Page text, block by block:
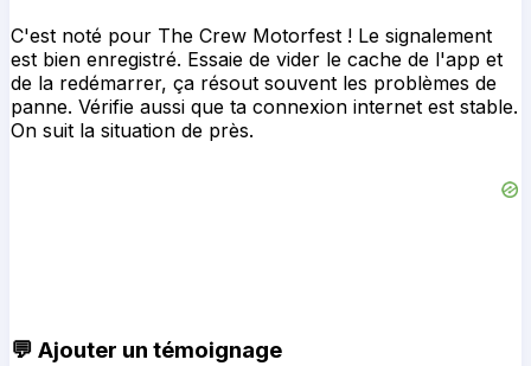
C'est noté pour The Crew Motorfest ! Le signalement
est bien enregistré. Essaie de vider le cache de l'app et
de la redémarrer, ça résout souvent les problèmes de
panne. Vérifie aussi que ta connexion internet est stable.
On suit la situation de près.
💬 Ajouter un témoignage